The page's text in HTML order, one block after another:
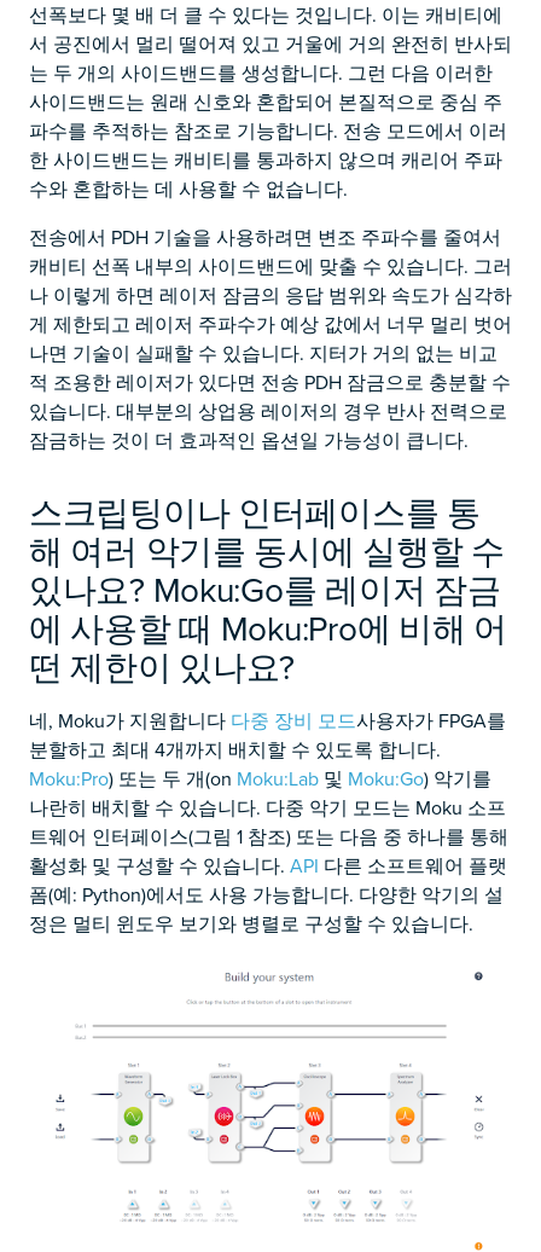
선폭보다 몇 배 더 클 수 있다는 것입니다. 이는 캐비티에
서 공진에서 멀리 떨어져 있고 거울에 거의 완전히 반사되
는 두 개의 사이드밴드를 생성합니다. 그런 다음 이러한
사이드밴드는 원래 신호와 혼합되어 본질적으로 중심 주
파수를 추적하는 참조로 기능합니다. 전송 모드에서 이러
한 사이드밴드는 캐비티를 통과하지 않으며 캐리어 주파
수와 혼합하는 데 사용할 수 없습니다.
전송에서 PDH 기술을 사용하려면 변조 주파수를 줄여서
캐비티 선폭 내부의 사이드밴드에 맞출 수 있습니다. 그러
나 이렇게 하면 레이저 잠금의 응답 범위와 속도가 심각하
게 제한되고 레이저 주파수가 예상 값에서 너무 멀리 벗어
나면 기술이 실패할 수 있습니다. 지터가 거의 없는 비교
적 조용한 레이저가 있다면 전송 PDH 잠금으로 충분할 수
있습니다. 대부분의 상업용 레이저의 경우 반사 전력으로
잠금하는 것이 더 효과적인 옵션일 가능성이 큽니다.
스크립팅이나 인터페이스를 통
해 여러 악기를 동시에 실행할 수
있나요? Moku:Go를 레이저 잠금
에 사용할 때 Moku:Pro에 비해 어
떤 제한이 있나요?
네, Moku가 지원합니다 다중 장비 모드사용자가 FPGA를
분할하고 최대 4개까지 배치할 수 있도록 합니다.
Moku:Pro) 또는 두 개(on Moku:Lab 및 Moku:Go) 악기를
나란히 배치할 수 있습니다. 다중 악기 모드는 Moku 소프
트웨어 인터페이스(그림 1 참조) 또는 다음 중 하나를 통해
활성화 및 구성할 수 있습니다. API 다른 소프트웨어 플랫
폼(예: Python)에서도 사용 가능합니다. 다양한 악기의 설
정은 멀티 윈도우 보기와 병렬로 구성할 수 있습니다.